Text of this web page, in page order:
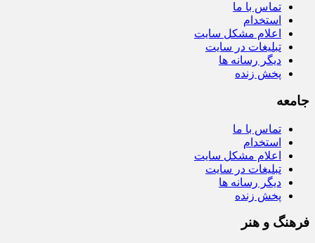
تماس با ما
استخدام
اعلام مشکل سایت
تبلیغات در سایت
دیگر رسانه ها
پخش زنده
جامعه
تماس با ما
استخدام
اعلام مشکل سایت
تبلیغات در سایت
دیگر رسانه ها
پخش زنده
فرهنگ و هنر